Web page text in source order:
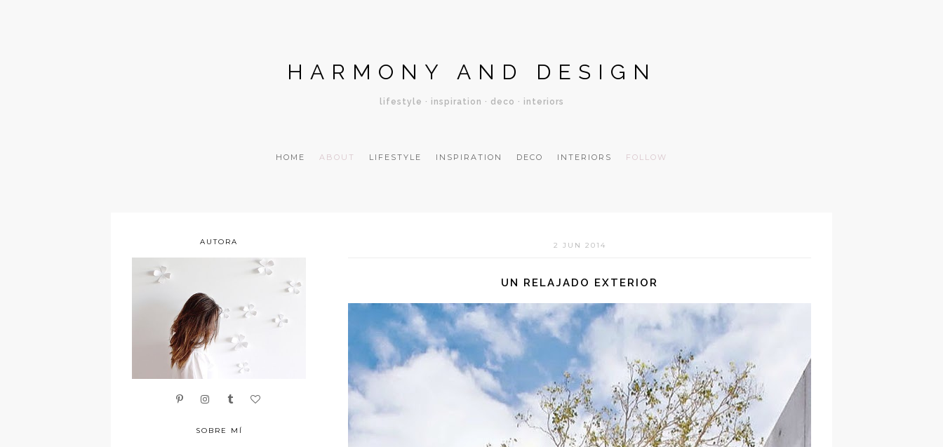
HARMONY AND DESIGN
lifestyle · inspiration · deco · interiors
HOME ABOUT LIFESTYLE INSPIRATION DECO INTERIORS FOLLOW
2 JUN 2014
UN RELAJADO EXTERIOR
AUTORA
SOBRE MÍ